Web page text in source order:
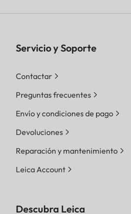
Servicio y Soporte
Contactar
Preguntas frecuentes
Envío y condiciones de pago
Devoluciones
Reparación y mantenimiento
Leica Account
Descubra Leica